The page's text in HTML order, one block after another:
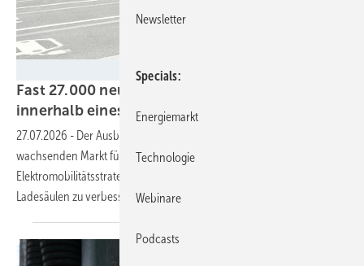
Fast 27.000 neue öffentliche Ladepunkte
innerhalb eines Jahresgebaut
27.07.2026 - Der Ausbau der Ladeinfrastruktur hält mit dem
wachsenden Markt für Elektroautos Schritt. Der BDEW fordert eine
Elektromobilitätsstrategie, auch um die Wirtschaftlichkeit der
Ladesäulen zuverbessern.
Newsletter
Specials
Energiemarkt
Technologie
Webinare
Podcasts